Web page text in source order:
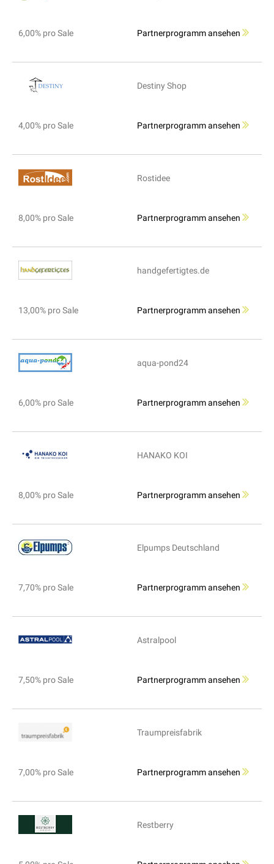
6,00% pro Sale Partnerprogramm ansehen
Destiny Shop
4,00% pro Sale Partnerprogramm ansehen
Rostidee
8,00% pro Sale Partnerprogramm ansehen
handgefertigtes.de
13,00% pro Sale Partnerprogramm ansehen
aqua-pond24
6,00% pro Sale Partnerprogramm ansehen
HANAKO KOI
8,00% pro Sale Partnerprogramm ansehen
Elpumps Deutschland
7,70% pro Sale Partnerprogramm ansehen
Astralpool
7,50% pro Sale Partnerprogramm ansehen
Traumpreisfabrik
7,00% pro Sale Partnerprogramm ansehen
Restberry